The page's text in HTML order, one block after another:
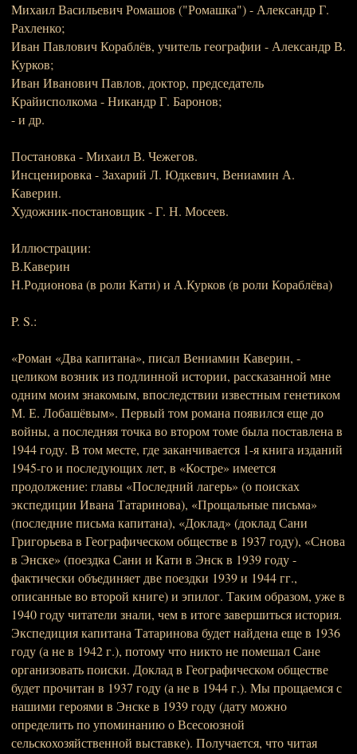
Михаил Васильевич Ромашов ("Ромашка") - Александр Г.
Рахленко;
Иван Павлович Кораблёв, учитель географии - Александр В.
Курков;
Иван Иванович Павлов, доктор, председатель
Крайисполкома - Никандр Г. Баронов;
- и др.
Постановка - Михаил В. Чежегов.
Инсценировка - Захарий Л. Юдкевич, Вениамин А.
Каверин.
Художник-постановщик - Г. Н. Мосеев.
Иллюстрации:
В.Каверин
Н.Родионова (в роли Кати) и А.Курков (в роли Кораблёва)
P. S.:
«Роман «Два капитана», писал Вениамин Каверин, -
целиком возник из подлинной истории, рассказанной мне
одним моим знакомым, впоследствии известным генетиком
М. Е. Лобашёвым». Первый том романа появился еще до
войны, а последняя точка во втором томе была поставлена в
1944 году. В том месте, где заканчивается 1-я книга изданий
1945-го и последующих лет, в «Костре» имеется
продолжение: главы «Последний лагерь» (о поисках
экспедиции Ивана Татаринова), «Прощальные письма»
(последние письма капитана), «Доклад» (доклад Сани
Григорьева в Географическом обществе в 1937 году), «Снова
в Энске» (поездка Сани и Кати в Энск в 1939 году -
фактически объединяет две поездки 1939 и 1944 гг.,
описанные во второй книге) и эпилог. Таким образом, уже в
1940 году читатели знали, чем в итоге завершиться история.
Экспедиция капитана Татаринова будет найдена еще в 1936
году (а не в 1942 г.), потому что никто не помешал Сане
организовать поиски. Доклад в Географическом обществе
будет прочитан в 1937 году (а не в 1944 г.). Мы прощаемся с
нашими героями в Энске в 1939 году (дату можно
определить по упоминанию о Всесоюзной
сельскохозяйственной выставке). Получается, что читая